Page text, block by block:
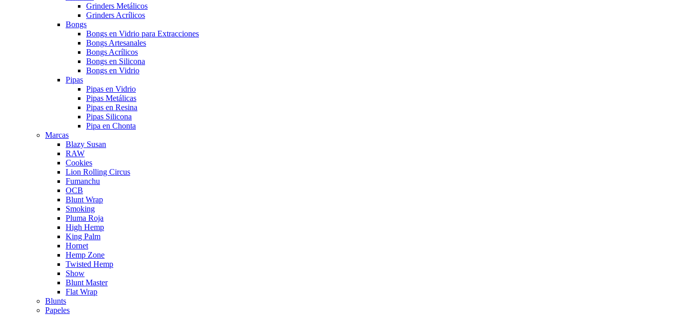
Grinders Metálicos
Grinders Acrílicos
Bongs
Bongs en Vidrio para Extracciones
Bongs Artesanales
Bongs Acrílicos
Bongs en Silicona
Bongs en Vidrio
Pipas
Pipas en Vidrio
Pipas Metálicas
Pipas en Resina
Pipas Silicona
Pipa en Chonta
Marcas
Blazy Susan
RAW
Cookies
Lion Rolling Circus
Fumanchu
OCB
Blunt Wrap
Smoking
Pluma Roja
High Hemp
King Palm
Hornet
Hemp Zone
Twisted Hemp
Show
Blunt Master
Flat Wrap
Blunts
Papeles